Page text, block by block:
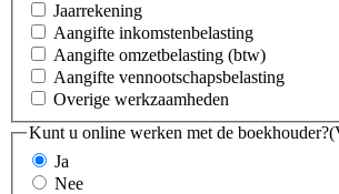
Jaarrekening
Aangifte inkomstenbelasting
Aangifte omzetbelasting (btw)
Aangifte vennootschapsbelasting
Overige werkzaamheden
Kunt u online werken met de boekhouder?
Ja
Nee